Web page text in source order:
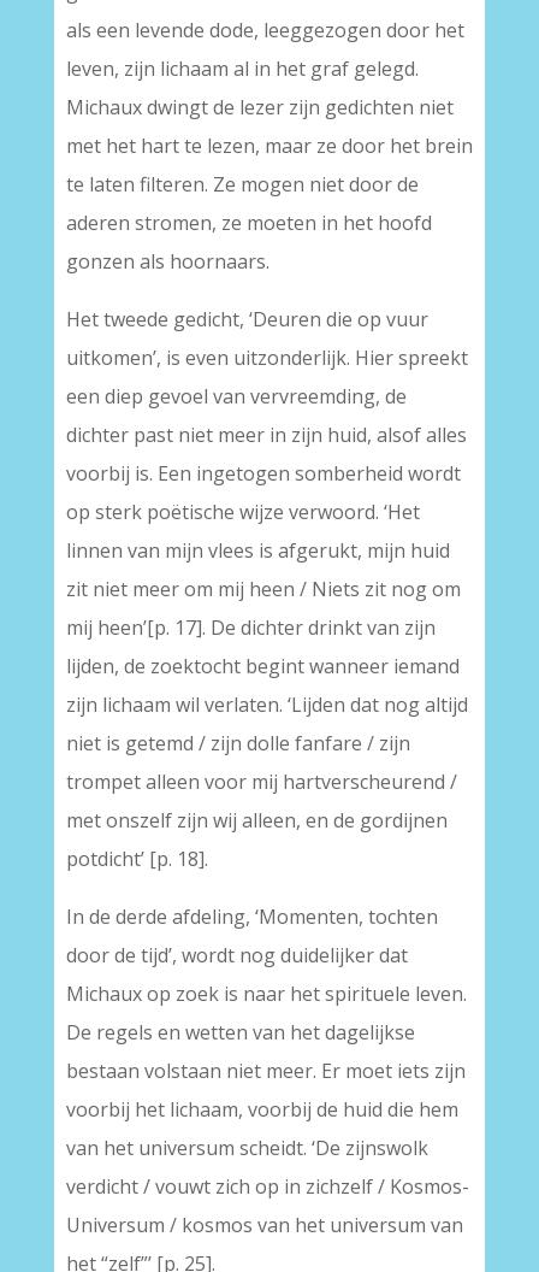
als een levende dode, leeggezogen door het
leven, zijn lichaam al in het graf gelegd.
Michaux dwingt de lezer zijn gedichten niet
met het hart te lezen, maar ze door het brein
te laten filteren. Ze mogen niet door de
aderen stromen, ze moeten in het hoofd
gonzen als hoornaars.
Het tweede gedicht, ‘Deuren die op vuur
uitkomen’, is even uitzonderlijk. Hier spreekt
een diep gevoel van vervreemding, de
dichter past niet meer in zijn huid, alsof alles
voorbij is. Een ingetogen somberheid wordt
op sterk poëtische wijze verwoord. ‘Het
linnen van mijn vlees is afgerukt, mijn huid
zit niet meer om mij heen / Niets zit nog om
mij heen’[p. 17]. De dichter drinkt van zijn
lijden, de zoektocht begint wanneer iemand
zijn lichaam wil verlaten. ‘Lijden dat nog altijd
niet is getemd / zijn dolle fanfare / zijn
trompet alleen voor mij hartverscheurend /
met onszelf zijn wij alleen, en de gordijnen
potdicht’ [p. 18].
In de derde afdeling, ‘Momenten, tochten
door de tijd’, wordt nog duidelijker dat
Michaux op zoek is naar het spirituele leven.
De regels en wetten van het dagelijkse
bestaan volstaan niet meer. Er moet iets zijn
voorbij het lichaam, voorbij de huid die hem
van het universum scheidt. ‘De zijnswolk
verdicht / vouwt zich op in zichzelf / Kosmos-
Universum / kosmos van het universum van
het “zelf”’ [p. 25].